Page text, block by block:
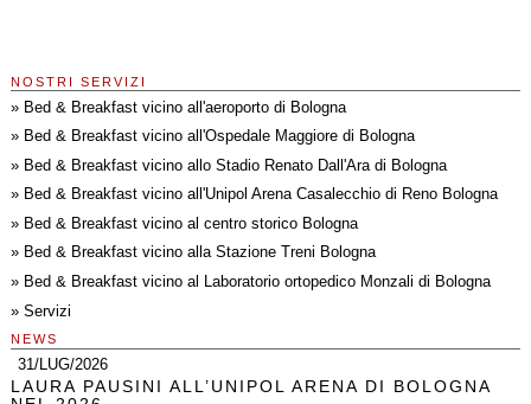
NOSTRI SERVIZI
» Bed & Breakfast vicino all'aeroporto di Bologna
» Bed & Breakfast vicino all'Ospedale Maggiore di Bologna
» Bed & Breakfast vicino allo Stadio Renato Dall'Ara di Bologna
» Bed & Breakfast vicino all'Unipol Arena Casalecchio di Reno Bologna
» Bed & Breakfast vicino al centro storico Bologna
» Bed & Breakfast vicino alla Stazione Treni Bologna
» Bed & Breakfast vicino al Laboratorio ortopedico Monzali di Bologna
» Servizi
NEWS
31/LUG/2026
LAURA PAUSINI ALL’UNIPOL ARENA DI BOLOGNA